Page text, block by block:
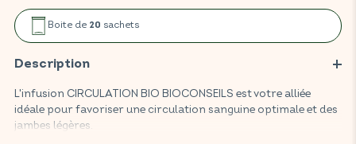
Boite de 20 sachets
Description
L'infusion CIRCULATION BIO BIOCONSEILS est votre alliée
idéale pour favoriser une circulation sanguine optimale et des
jambes légères.